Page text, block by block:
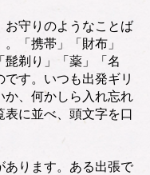
守りのようなことば
「携帯」「財布」
髭剃り」「薬」「名
す。いつも出発ギリ
か、何かしら入れ忘れ
表に並べ、頭文字を口
ります。ある出張で